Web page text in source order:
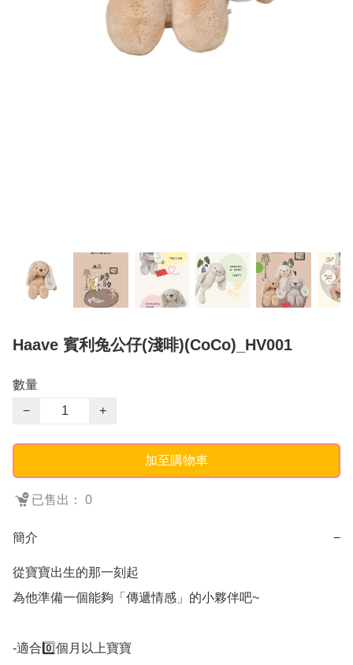
Haave 賓利兔公仔(淺啡)(CoCo)_HV001
數量
−
+
加至購物車
已售出： 0
簡介 −
從寶寶出生的那一刻起
為他準備一個能夠「傳遞情感」的小夥伴吧~
-適合0️⃣個月以上寶寶